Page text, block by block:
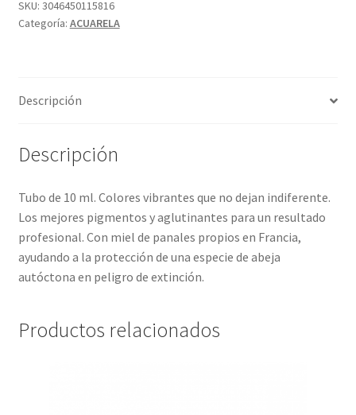
CL
LEG
SKU: 3046450115816
Categoría: ACUARELA
Descripción
Descripción
Tubo de 10 ml. Colores vibrantes que no dejan indiferente.
Los mejores pigmentos y aglutinantes para un resultado
profesional. Con miel de panales propios en Francia,
ayudando a la protección de una especie de abeja
autóctona en peligro de extinción.
Productos relacionados